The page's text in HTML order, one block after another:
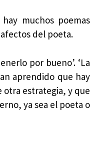
muchos poemas
del poeta.
por bueno’. ‘La
aprendido que hay
otra estrategia, y que
ya sea el poeta o